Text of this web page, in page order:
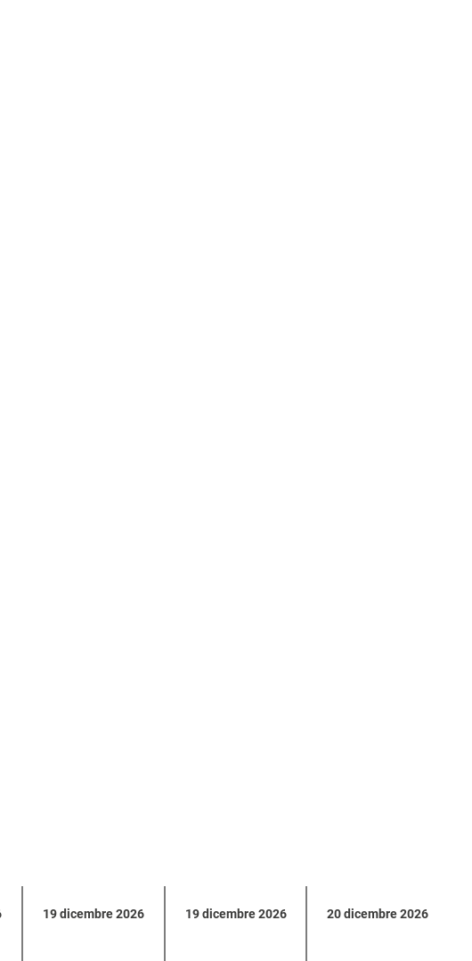
19 dicembre 2026 19 dicembre 2026 20 dicembre 2026